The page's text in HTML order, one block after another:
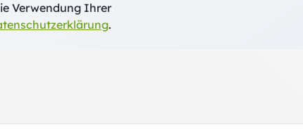
Verwendung Ihrer
.